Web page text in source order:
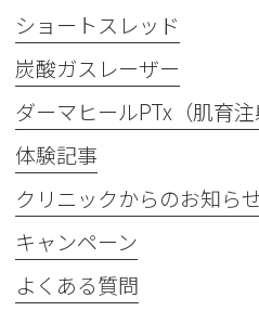
ショートスレッド
炭酸ガスレーザー
ダーマヒールPTx（肌育注
体験記事
クリニックからのお知ら
キャンペーン
よくある質問